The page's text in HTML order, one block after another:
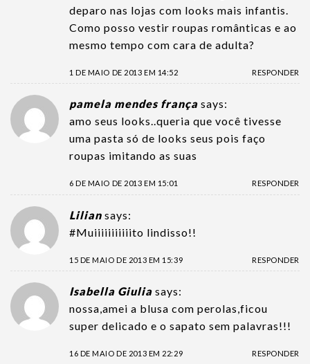
deparo nas lojas com looks mais infantis.
Como posso vestir roupas românticas e ao
mesmo tempo com cara de adulta?
1 DE MAIO DE 2013 EM 14:52 RESPONDER
pamela mendes frança says:
amo seus looks..queria que você tivesse
uma pasta só de looks seus pois faço
roupas imitando as suas
6 DE MAIO DE 2013 EM 15:01 RESPONDER
Lilian says:
#Muiiiiiiiiiiito lindisso!!
15 DE MAIO DE 2013 EM 15:39 RESPONDER
Isabella Giulia says:
nossa,amei a blusa com perolas,ficou
super delicado e o sapato sem palavras!!!
16 DE MAIO DE 2013 EM 22:29 RESPONDER